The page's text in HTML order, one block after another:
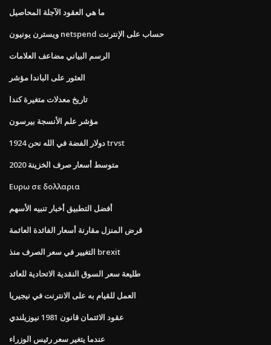
ما هي العقود الآجلة المحاصيل
ويسترن يونيون netspend حساب على الإنترنت
الرسم البياني مضاعف العلامات
العثور على الباندا مؤشر
تاريخ معدلات متغيرة كندا
مؤشر علم الأنسجة بيرسون
1924 دولار الفضة في الله نحن trvst
متوسط ​​أسعار صرف الخزينة 2020
Ευρω σε δολλαρια
أفضل التطبيق أخبار تنبيه الأسهم
قرض المنزل مقارنة أسعار الفائدة العائمة
التغيير في سعر الصرف منذ brexit
طليعة سعر السوق النقدية الاتحادية للعائد
العمل للقيام به على الانترنت في نيجيريا
عقود الائتمان قانون 1981 نيوزيلندي
عندما يتغير سعر رئيس الوزراء